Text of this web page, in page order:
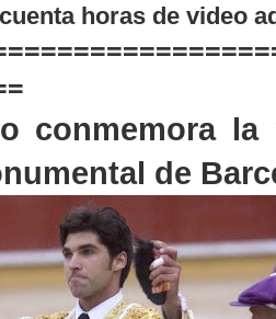
horas de video
conmemora
de